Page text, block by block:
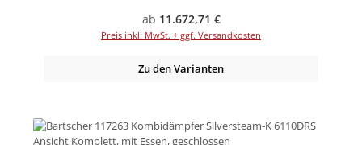
Regulärer Preis:
ab 11.672,71 €
Preis inkl. MwSt. + ggf. Versandkosten
Zu den Varianten